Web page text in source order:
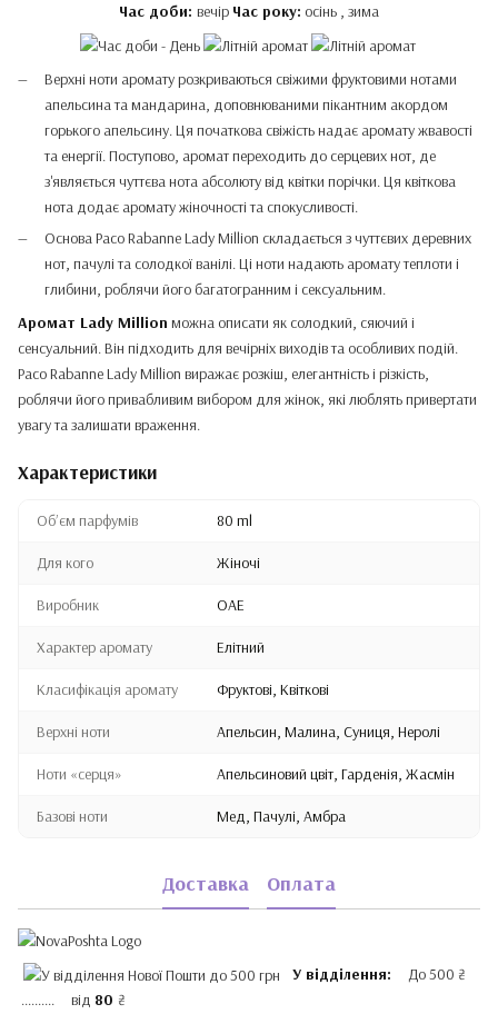
Час доби: вечір Час року: осінь , зима
Верхні ноти аромату розкриваються свіжими фруктовими нотами
апельсина та мандарина, доповнюваними пікантним акордом
горького апельсину. Ця початкова свіжість надає аромату жвавості
та енергії. Поступово, аромат переходить до серцевих нот, де
з'являється чуттєва нота абсолюту від квітки порічки. Ця квіткова
нота додає аромату жіночності та спокусливості.
Основа Paco Rabanne Lady Million складається з чуттєвих деревних
нот, пачулі та солодкої ванілі. Ці ноти надають аромату теплоти і
глибини, роблячи його багатогранним і сексуальним.
Аромат Lady Million можна описати як солодкий, сяючий і
сенсуальний. Він підходить для вечірніх виходів та особливих подій.
Paco Rabanne Lady Million виражає розкіш, елегантність і різкість,
роблячи його привабливим вибором для жінок, які люблять привертати
увагу та залишати враження.
Характеристики
Обʼєм парфумів 80 ml
Для кого Жіночі
Виробник ОАЕ
Характер аромату Елітний
Класифікація аромату Фруктові, Квіткові
Верхні ноти Апельсин, Малина, Суниця, Неролі
Ноти «серця» Апельсиновий цвіт, Гарденія, Жасмін
Базові ноти Мед, Пачулі, Амбра
Доставка Оплата
У відділення: До 500 ₴
.......... від 80 ₴